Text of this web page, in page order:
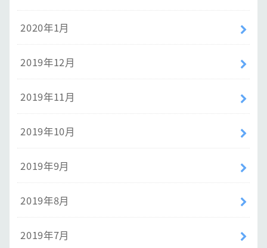
2020年1月
2019年12月
2019年11月
2019年10月
2019年9月
2019年8月
2019年7月